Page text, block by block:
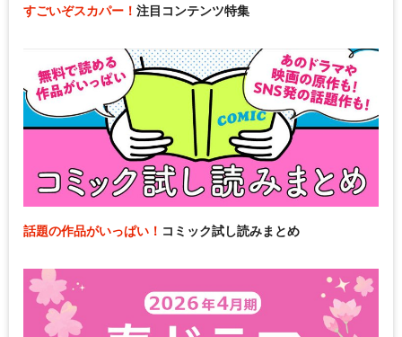
すごいぞスカパー！ 注目コンテンツ特集
話題の作品がいっぱい！ コミック試し読みまとめ